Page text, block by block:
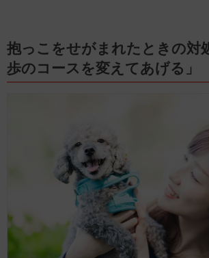
抱っこをせがまれたときの対
歩のコースを変えてあげる」